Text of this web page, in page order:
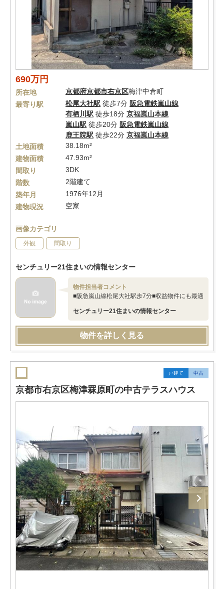
690万円
所在地 京都府京都市右京区梅津中倉町
最寄り駅
松尾大社駅 徒歩7分 阪急電鉄嵐山線
有栖川駅 徒歩18分 京福嵐山本線
嵐山駅 徒歩20分 阪急電鉄嵐山線
鹿王院駅 徒歩22分 京福嵐山本線
土地面積
38.18m²
建物面積
47.93m²
間取り
3DK
階数
2階建て
築年月
1976年12月
建物現況
空家
画像カテゴリ
外観 間取り
センチュリー21住まいの情報センター
物件担当者コメント
■阪急嵐山線松尾大社駅歩7分■収益物件にも最適
センチュリー21住まいの情報センター
物件を詳しく見る
戸建て 中古
京都市右京区梅津罧原町の中古テラスハウス